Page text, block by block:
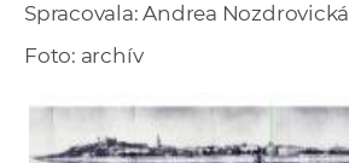
Spracovala: Andrea Nozdrovická
Foto: archív